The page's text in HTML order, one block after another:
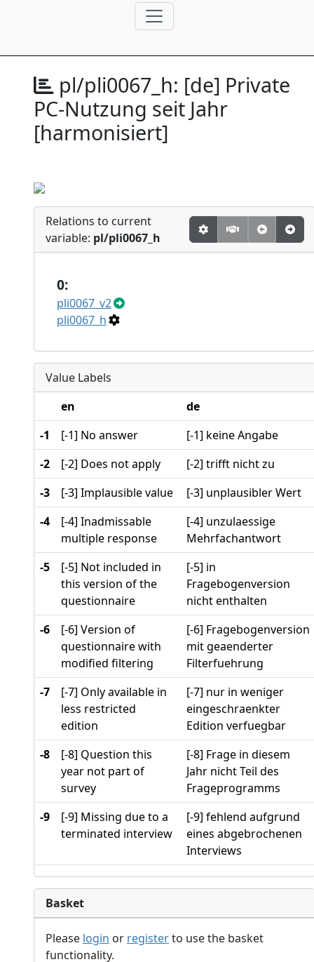
pl/pli0067_h: [de] Private
PC-Nutzung seit Jahr
[harmonisiert]
Relations to current
variable: pl/pli0067_h
0:
pli0067_v2
pli0067_h
Value Labels
en
de
-1
[-1] No answer
[-1] keine Angabe
-2
[-2] Does not apply
[-2] trifft nicht zu
-3
[-3] Implausible value
[-3] unplausibler Wert
-4
[-4] Inadmissable
multiple response
[-4] unzulaessige
Mehrfachantwort
-5
[-5] Not included in
this version of the
questionnaire
[-5] in
Fragebogenversion
nicht enthalten
-6
[-6] Version of
questionnaire with
modified filtering
[-6] Fragebogenversion
mit geaenderter
Filterfuehrung
-7
[-7] Only available in
less restricted
edition
[-7] nur in weniger
eingeschraenkter
Edition verfuegbar
-8
[-8] Question this
year not part of
survey
[-8] Frage in diesem
Jahr nicht Teil des
Frageprogramms
-9
[-9] Missing due to a
terminated interview
[-9] fehlend aufgrund
eines abgebrochenen
Interviews
Basket
Please login or registerto use the basket
functionality.